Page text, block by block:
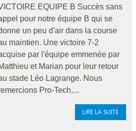
EQUIPE B Succès sans
pour notre équipe B qui se
un peu d'air dans la course
maintien. Une victoire 7-2
par l'équipe emmenée par
et Marian pour leur retour
stade Léo Lagrange. Nous
Pro-Tech,...
LIRE LA SUITE